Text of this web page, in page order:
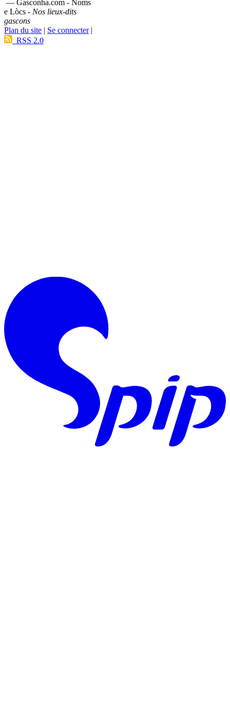
— Gasconha.com - Noms
e Lòcs - Nos lieux-dits
gascons
Plan du site | Se connecter|
RSS 2.0